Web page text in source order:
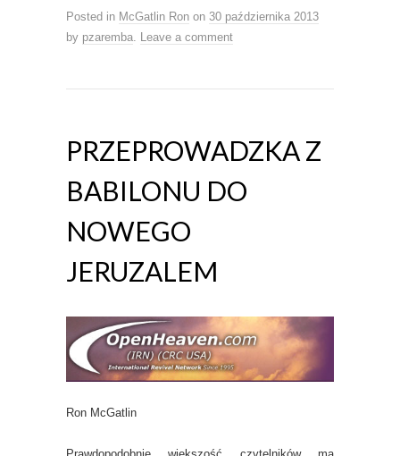
Posted in McGatlin Ron on 30 października 2013
by pzaremba. Leave a comment
PRZEPROWADZKA Z
BABILONU DO
NOWEGO
JERUZALEM
Ron McGatlin